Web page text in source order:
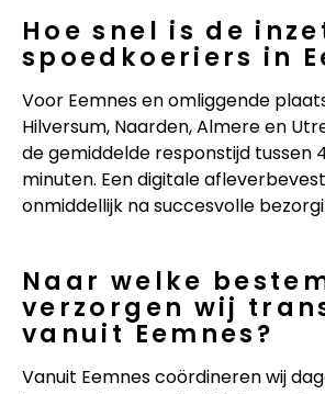
Hoe snel is de
spoedkoeriers in
Voor Eemnes en omliggende
Hilversum, Naarden, Almere en
de gemiddelde responstijd tussen
minuten. Een digitale
onmiddellijk na succesvolle
Naar welke
verzorgen wij
vanuit Eemnes?
Vanuit Eemnes coördineren wij